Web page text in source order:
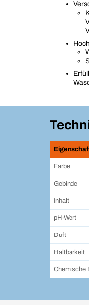
Farbe
Gebinde
Inhalt
pH-Wert
Duft
Haltbarkeit
Chemische